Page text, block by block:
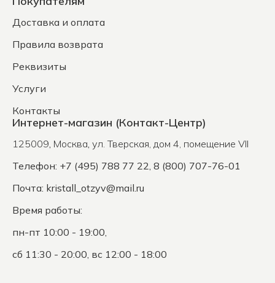
Доставка и оплата
Правила возврата
Реквизиты
Услуги
Контакты
Интернет-магазин (Контакт-Центр)
125009, Москва, ул. Тверская, дом 4, помещение VII
Телефон: +7 (495) 788 77 22, 8 (800) 707-76-01
Почта: kristall_otzyv@mail.ru
Время работы:
пн-пт 10:00 - 19:00,
сб 11:30 - 20:00, вс 12:00 - 18:00